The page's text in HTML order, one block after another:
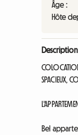
Âge :
Hôte
Description
SPACIEUX,
Bel